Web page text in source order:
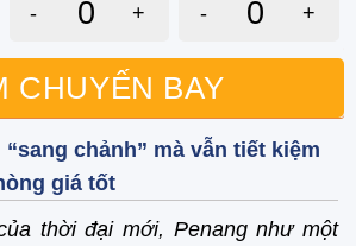
- + - +
CHUYẾN BAY
chảnh” mà vẫn tiết kiệm
giá tốt
thời đại mới, Penang như một